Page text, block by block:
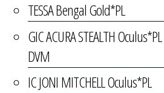
TESSA Bengal Gold*PL
GIC ACURA STEALTH Oculus*PL
DVM
IC JONI MITCHELL Oculus*PL